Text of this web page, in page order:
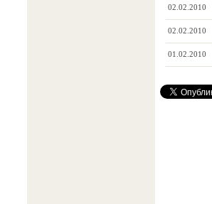
02.02.2010
02.02.2010
01.02.2010